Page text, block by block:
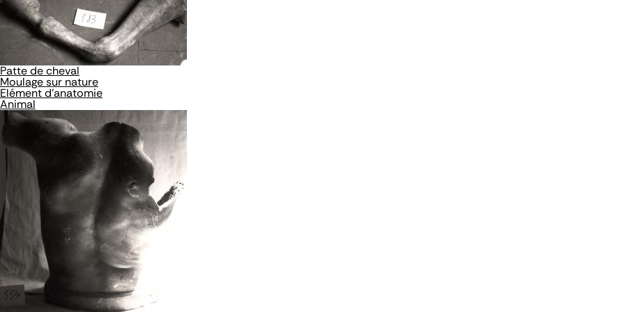
Patte de cheval
Moulage sur nature
Elément d'anatomie
Animal